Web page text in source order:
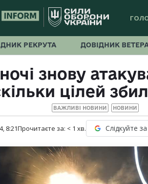
РЕКРУТА ДОВІДНИК
знову
цілей
ВАЖЛИВІ НОВИНИ НОВИНИ
8:21Прочитаєте за: < 1 хв. Слідкуйте